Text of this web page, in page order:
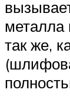
металла
так же,